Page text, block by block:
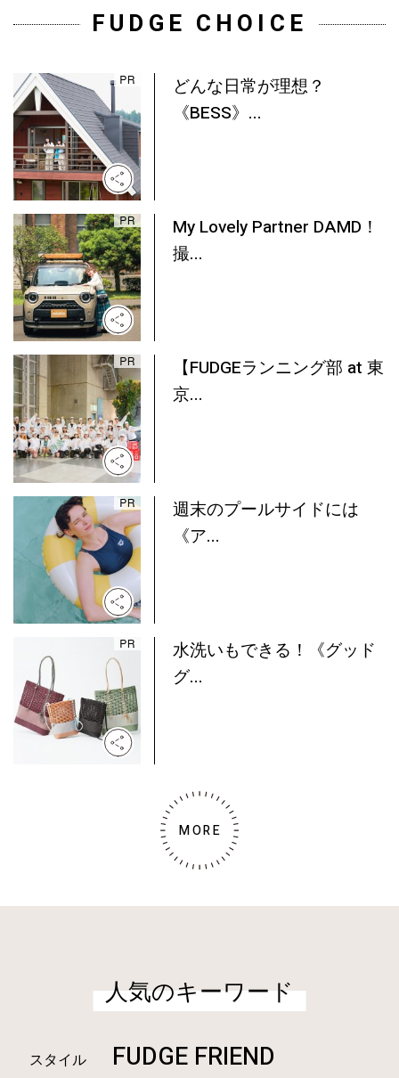
FUDGE CHOICE
どんな日常が理想？
《BESS》...
My Lovely Partner DAMD！
撮...
【FUDGEランニング部 at 東
京...
週末のプールサイドには
《ア...
水洗いもできる！《グッド
グ...
MORE
人気のキーワード
スタイル FUDGE FRIEND